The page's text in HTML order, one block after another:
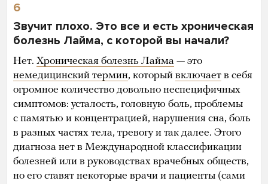
6
Звучит плохо. Это все и есть хроническая
болезнь Лайма, с которой вы начали?
Нет. Хроническая болезнь Лайма — это
немедицинский термин, который включает в себя
огромное количество довольно неспецифичных
симптомов: усталость, головную боль, проблемы
с памятью и концентрацией, нарушения сна, боль
в разных частях тела, тревогу и так далее. Этого
диагноза нет в Международной классификации
болезней или в руководствах врачебных обществ,
но его ставят некоторые врачи и пациенты (сами